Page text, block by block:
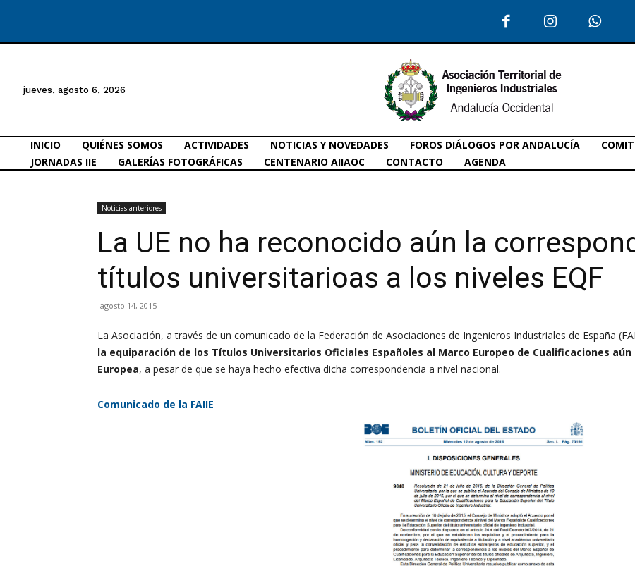
jueves, agosto 6, 2026
INICIO QUIÉNES SOMOS ACTIVIDADES NOTICIAS Y NOVEDADES FOROS DIÁLOGOS POR ANDALUCÍA
JORNADAS IIE
GALERÍAS FOTOGRÁFICAS CENTENARIO AIIAOC CONTACTO AGENDA
Noticias anteriores
La UE no ha reconocido aún la
títulos universitarioas a los niveles EQF
agosto 14, 2015
La Asociación, a través de un comunicado de la Federación de Asociaciones de Ingenieros Industriales de España
la equiparación de los Títulos Universitarios Oficiales Españoles al Marco Europeo de Cualificaciones
Europea, a pesar de que se haya hecho efectiva dicha correspondencia a nivel nacional.
Comunicado de la FAIIE